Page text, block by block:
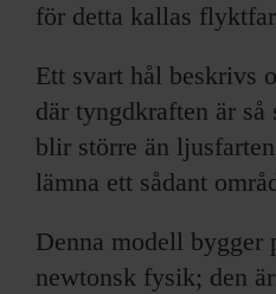
för detta kallas
Ett svart hål beskrivs
där tyngdkraften är
blir större än
lämna ett sådant
Denna modell bygger
newtonsk fysik; den